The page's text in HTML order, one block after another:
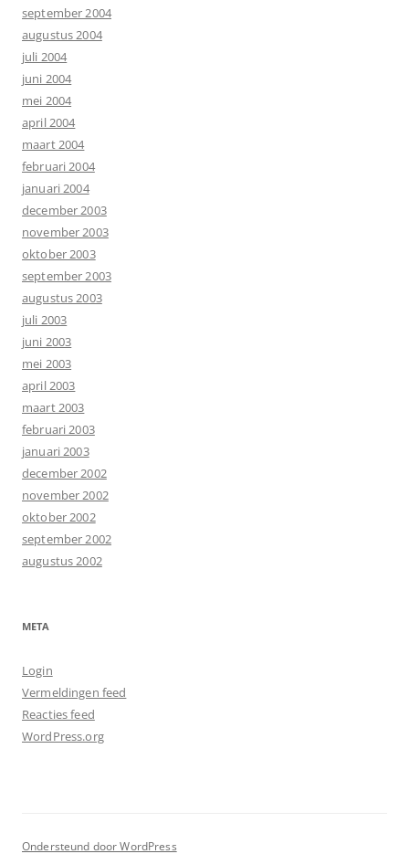
september 2004
augustus 2004
juli 2004
juni 2004
mei 2004
april 2004
maart 2004
februari 2004
januari 2004
december 2003
november 2003
oktober 2003
september 2003
augustus 2003
juli 2003
juni 2003
mei 2003
april 2003
maart 2003
februari 2003
januari 2003
december 2002
november 2002
oktober 2002
september 2002
augustus 2002
META
Login
Vermeldingen feed
Reacties feed
WordPress.org
Ondersteund door WordPress